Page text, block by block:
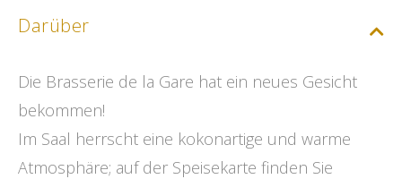
Darüber
Die Brasserie de la Gare hat ein neues Gesicht
bekommen!
Im Saal herrscht eine kokonartige und warme
Atmosphäre; auf der Speisekarte finden Sie